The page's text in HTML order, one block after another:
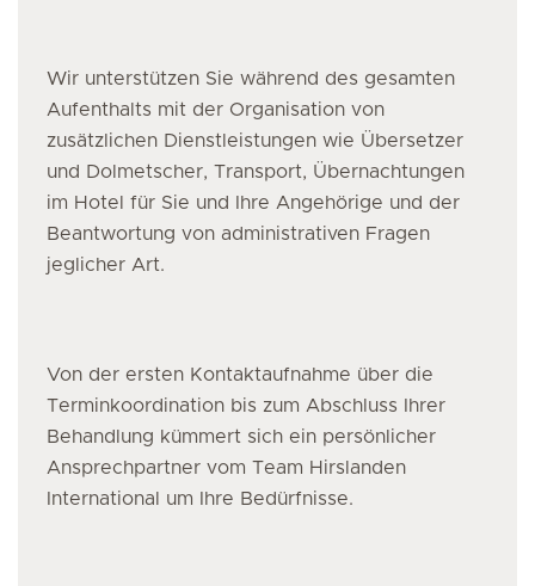
Wir unterstützen Sie während des gesamten
Aufenthalts mit der Organisation von
zusätzlichen Dienstleistungen wie Übersetzer
und Dolmetscher, Transport, Übernachtungen
im Hotel für Sie und Ihre Angehörige und der
Beantwortung von administrativen Fragen
jeglicher Art.
Von der ersten Kontaktaufnahme über die
Terminkoordination bis zum Abschluss Ihrer
Behandlung kümmert sich ein persönlicher
Ansprechpartner vom Team Hirslanden
International um Ihre Bedürfnisse.